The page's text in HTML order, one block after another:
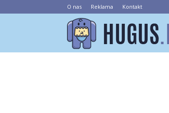
O nas Reklama Kontakt